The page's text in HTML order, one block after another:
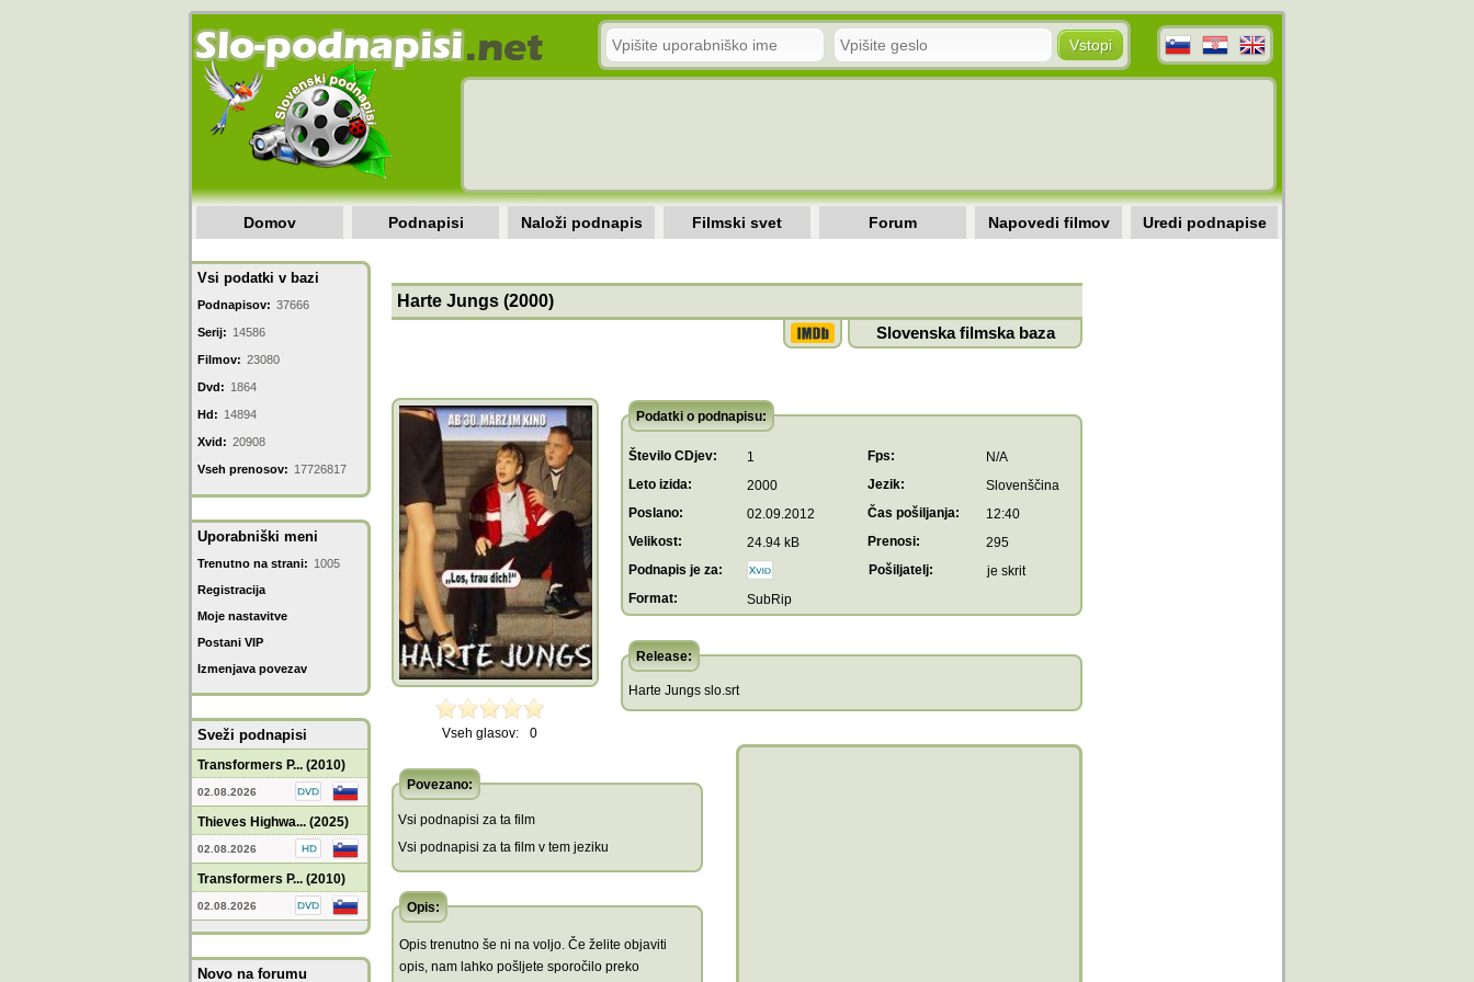
Domov Podnapisi Naloži podnapis Filmski svet Forum Napovedi filmov Uredi podnapise
Vsi podatki v bazi
Podnapisov: 37666
Serij: 14586
Filmov: 23080
Dvd: 1864
Hd: 14894
Xvid: 20908
Vseh prenosov: 17726817
Uporabniški meni
Trenutno na strani: 1005
Registracija
Moje nastavitve
Postani VIP
Izmenjava povezav
Sveži podnapisi
Transformers P... (2010)
02.08.2026
Thieves Highwa... (2025)
02.08.2026
Transformers P... (2010)
02.08.2026
Novo na forumu
Harte Jungs (2000)
Slovenska filmska baza
Vseh glasov: 0
Podatki o podnapisu:
Število CDjev: 1 Fps:
N/A
Leto izida:
2000 Jezik:
Slovenščina
Poslano:
02.09.2012 Čas pošiljanja:
12:40
Velikost:
24.94 kB Prenosi:
295
Podnapis je za:
Pošiljatelj:
je skrit
Format:
SubRip
Release:
Harte Jungs slo.srt
Povezano:
Vsi podnapisi za ta film
Vsi podnapisi za ta film v tem jeziku
Opis:
Opis trenutno še ni na voljo. Če želite objaviti
opis, nam lahko pošljete sporočilo preko